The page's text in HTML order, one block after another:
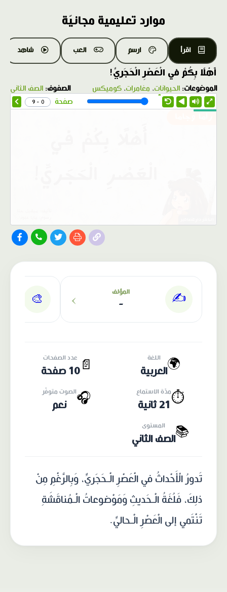
موارد تعليمية مجانيّة
اقرأ ارسم العب شاهد
أَهْلًا بِكُمْ في الْعَصْرِ الْحَجَريِّ!
الموضوعات: الحيوانات، مغامرات، كوميكس الصفوف: الصف الثاني
1.0X
صفحة 0 - 9
✍️ المؤلف
-
›
🎨
🌍 اللغة
العربية 📄
عدد الصفحات
10 صفحة
⏱️مدّة الاستماع
21 ثانية
🎧الصوت متوفّر
نعم
📚 المستوى
الصف الثاني
تَدورُ الْأَحْداثُ في الْعَصْرِ الْـحَجَريِّ، وَبِالرَّغْمِ مِنْ
ذلِكَ، فَلُغَةُ الْـحَديثِ وَمَوْضوعاتُ الْـمُناقَشَةِ
تَنْتَمي إلى الْعَصْرِ الْـحاليِّ.